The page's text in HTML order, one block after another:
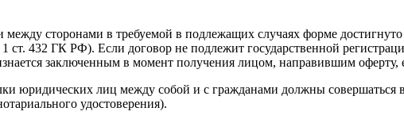
между сторонами в требуемой в подлежащих случаях форме
ст. 432 ГК РФ). Если договор не подлежит государственной
заключенным в момент получения лицом, направившим
юридических лиц между собой и с гражданами должны совершаться
удостоверения).